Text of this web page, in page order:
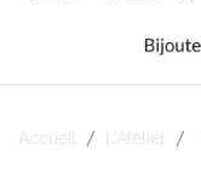
Accueil L'Atelier